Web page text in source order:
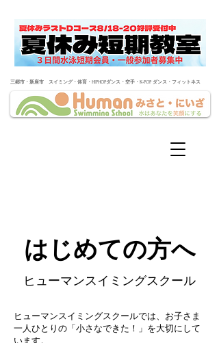
​三郷市・新座市 スイミング・体育・HIPHOPダンス・空手・K-POP ダンス・フィットネス
はじめての方へ
ヒューマンスイミングスクール
ヒューマンスイミングスクールでは、お子さま
一人ひとりの「小さなできた！」を大切にして
います。